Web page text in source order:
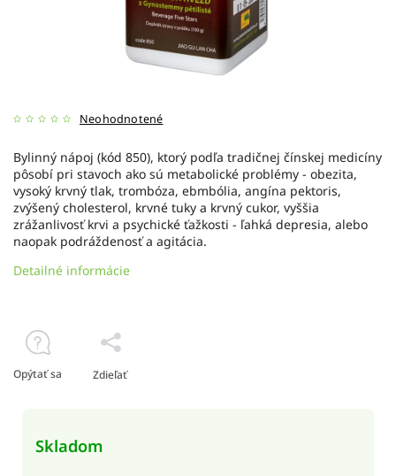
Neohodnotené
Skladom
Bylinný nápoj (kód 850), ktorý podľa tradičnej čínskej medicíny
pôsobí pri stavoch ako sú metabolické problémy - obezita,
vysoký krvný tlak, trombóza, ebmbólia, angína pektoris,
zvýšený cholesterol, krvné tuky a krvný cukor, vyššia
zrážanlivosť krvi a psychické ťažkosti - ľahká depresia, alebo
naopak podráždenosť a agitácia.
Detailné informácie
Opýtať sa Zdieľať